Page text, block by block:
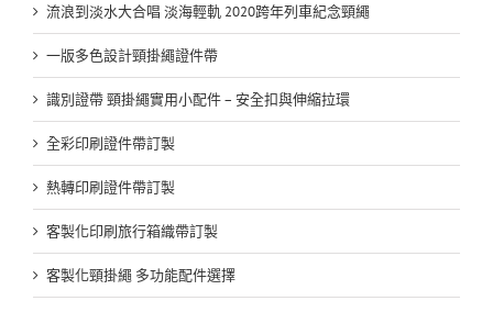
流浪到淡水大合唱 淡海輕軌 2020跨年列車紀念頸繩
一版多色設計頸掛繩證件帶
識別證帶 頸掛繩實用小配件 – 安全扣與伸縮拉環
全彩印刷證件帶訂製
熱轉印刷證件帶訂製
客製化印刷旅行箱織帶訂製
客製化頸掛繩 多功能配件選擇